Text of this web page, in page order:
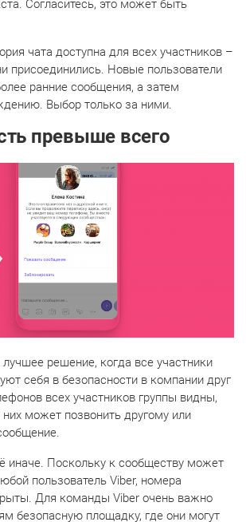
Согласитесь, это может быть
чата доступна для всех участников –
присоединились. Новые пользователи
ранние сообщения, а затем
Выбор только за ними.
превыше всего
решение, когда все участники
себя в безопасности в компании друг
всех участников группы видны,
может позвонить другому или
иначе. Поскольку к сообществу может
пользователь Viber, номера
Для команды Viber очень важно
безопасную площадку, где они могут